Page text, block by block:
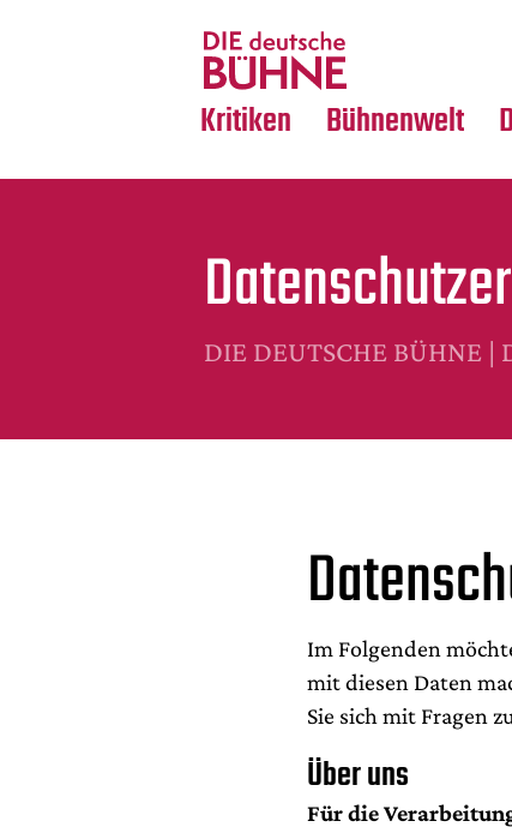
Kritiken
Crossover
Bühnenwelt
Medientipps
DIE DEUTSCHE BÜHNE
Im Folgenden
mit diesen Daten
Sie sich mit Fragen
Über uns
Für die